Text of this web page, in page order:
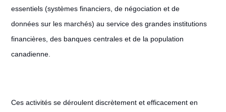
essentiels (systèmes financiers, de négociation et de
données sur les marchés) au service des grandes institutions
financières, des banques centrales et de la population
canadienne.
Ces activités se déroulent discrètement et efficacement en